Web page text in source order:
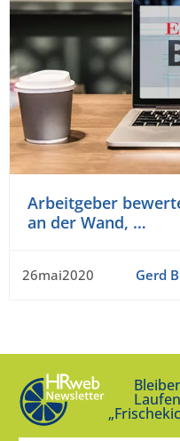
Arbeitgeber
an der Wand, …
26mai2020 Gerd